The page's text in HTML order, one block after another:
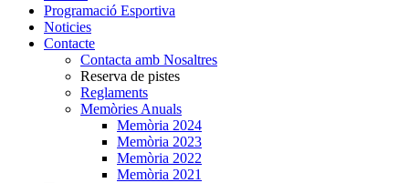
Programació Esportiva
Noticies
Contacte
Contacta amb Nosaltres
Reserva de pistes
Reglaments
Memòries Anuals
Memòria 2024
Memòria 2023
Memòria 2022
Memòria 2021